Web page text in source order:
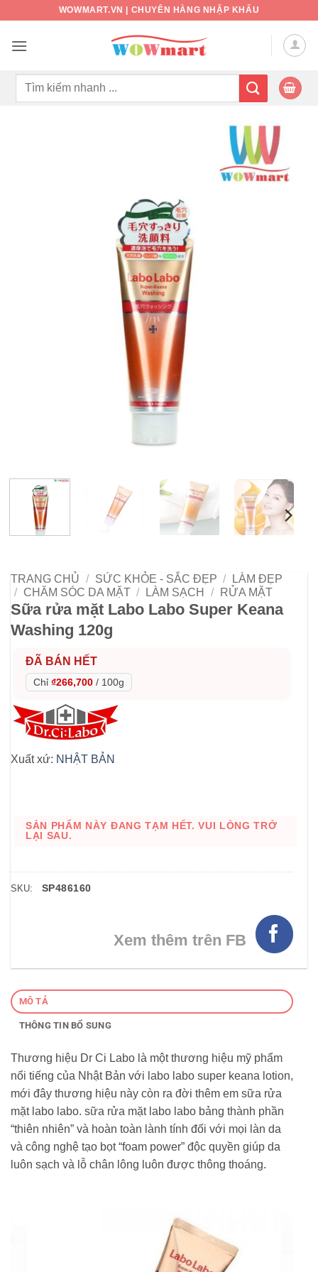
nội
WOWMART.VN | CHUYÊN HÀNG NHẬP KHẨU
Tìm
TRANG CHỦ / SỨC KHỎE - SẮC ĐẸP /
LÀM ĐẸP
/
CHĂM SÓC DA MẶT / LÀM SẠCH / RỬA MẶT
Sữa rửa mặt Labo Labo Super Keana
Washing 120g
ĐÃ BÁN HẾT
Chỉ ₫266,700 / 100g
Xuất xứ: NHẬT BẢN
SẢN PHẨM NÀY ĐANG TẠM HẾT. VUI LÒNG TRỞ
LẠI SAU.
SKU: SP486160
Xem thêm trên FB
MÔ TẢ
THÔNG TIN BỔ SUNG
Thương hiệu Dr Ci Labo là một thương hiệu mỹ phẩm
nổi tiếng của Nhật Bản với labo labo super keana lotion,
mới đây thương hiệu này còn ra đời thêm em sữa rửa
mặt labo labo. sữa rửa mặt labo labo bảng thành phần
“thiên nhiên” và hoàn toàn lành tính đối với mọi làn da
và công nghệ tạo bọt “foam power” độc quyền giúp da
luôn sạch và lỗ chân lông luôn được thông thoáng.